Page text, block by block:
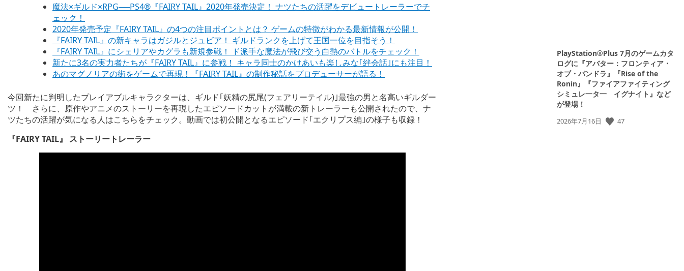
魔法×ギルド×RPG──PS4®『FAIRY TAIL』2020年発売決定！ ナツたちの活躍をデビュートレーラーでチ
ェック！
2020年発売予定『FAIRY TAIL』の4つの注目ポイントとは？ ゲームの特徴がわかる最新情報が公開！
『FAIRY TAIL』の新キャラはガジルとジュビア！ ギルドランクを上げて王国一位を目指そう！
『FAIRY TAIL』にシェリアやカグラも新規参戦！ ド派手な魔法が飛び交う白熱のバトルをチェック！
新たに3名の実力者たちが『FAIRY TAIL』に参戦！ キャラ同士のかけあいも楽しみな｢絆会話｣にも注目！
あのマグノリアの街をゲームで再現！『FAIRY TAIL』の制作秘話をプロデューサーが語る！
今回新たに判明したプレイアブルキャラクターは、ギルド｢妖精の尻尾(フェアリーテイル)｣最強の男と名高いギルダー
ツ！ さらに、原作やアニメのストーリーを再現したエピソードカットが満載の新トレーラーも公開されたので、ナ
ツたちの活躍が気になる人はこちらをチェック。動画では初公開となるエピソード｢エクリプス編｣の様子も収録！
『FAIRY TAIL』 ストーリートレーラー
PlayStation®Plus 7月のゲームカタ
ログに『アバター：フロンティア・
オブ・パンドラ』『Rise of the
Ronin』『ファイアファイティング
シミュレ一タ一 イグナイト』など
が登場！
公
2026年7月16日 47